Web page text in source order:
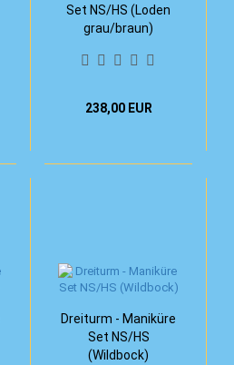
Set NS/HS (Loden
grau/braun)
238,00 EUR
Dreiturm - Maniküre
Set NS/HS
(Wildbock)